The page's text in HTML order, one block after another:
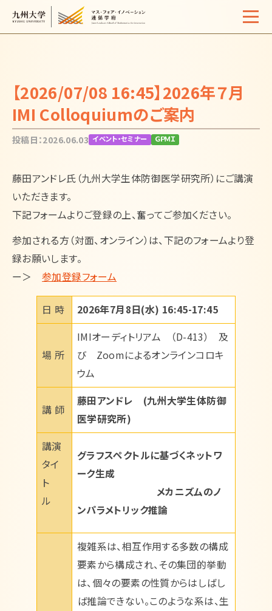
学生生活
サポート体制
イベント・セミナー
活動報告
サイトマップ
アクセス
リンク
English
【2026/07/08 16:45】2026年７月
IMI Colloquiumのご案内
投稿日：2026.06.03 イベント・セミナー ＧＰＭＩ
藤田アンドレ氏（九州大学生体防御医学研究所）にご講演
いただきます。
下記フォームよりご登録の上、奮ってご参加ください。
参加される方（対面、オンライン）は、下記のフォームより登
録お願いします。
ー＞参加登録フォーム
日 時 2026年7月8日(水) 16:45-17:45
場 所
IMIオーディトリアム （D-413） 及
び Zoomによるオンラインコロキ
ウム
講 師
藤田アンドレ (九州大学生体防御
医学研究所)
講演
タイ
ト
ル
グラフスペクトルに基づくネットワ
ーク生成
メカニズムのノ
ンパラメトリック推論
複雑系は、相互作用する多数の構成
要素から構成され、その集団的挙動
は、個々の要素の性質からはしばし
ば推論できない。このような系は、生